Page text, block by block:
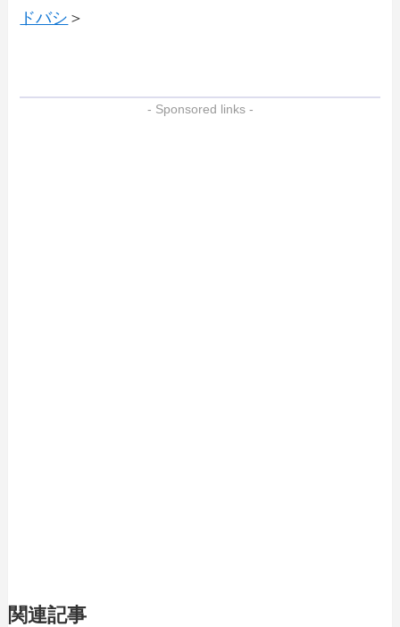
ドバシ ＞
- Sponsored links -
関連記事